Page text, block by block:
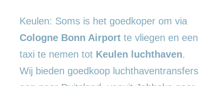
Keulen: Soms is het goedkoper om via
Cologne Bonn Airport te vliegen en een
taxi te nemen tot Keulen luchthaven.
Wij bieden goedkoop luchthaventransfers